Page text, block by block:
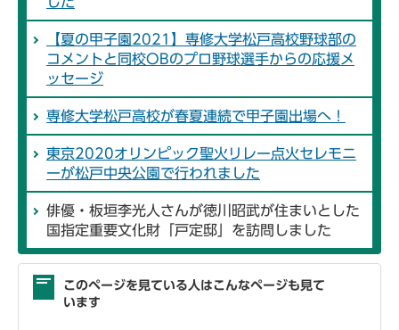
【夏の甲子園2021】専修大学松戸高校野球部の
コメントと同校OBのプロ野球選手からの応援メ
ッセージ
専修大学松戸高校が春夏連続で甲子園出場へ！
東京2020オリンピック聖火リレー点火セレモニ
ーが松戸中央公園で行われました
俳優・板垣李光人さんが徳川昭武が住まいとした
国指定重要文化財「戸定邸」を訪問しました
このページを見ている人はこんなページも見て
います